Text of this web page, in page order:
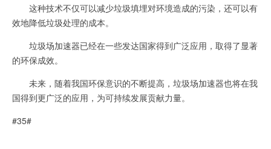
这种技术不仅可以减少垃圾填埋对环境造成的污染，还可以有
效地降低垃圾处理的成本。
垃圾场加速器已经在一些发达国家得到广泛应用，取得了显著
的环保成效。
未来，随着我国环保意识的不断提高，垃圾场加速器也将在我
国得到更广泛的应用，为可持续发展贡献力量。
#35#